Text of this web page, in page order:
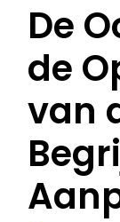
De
de
van